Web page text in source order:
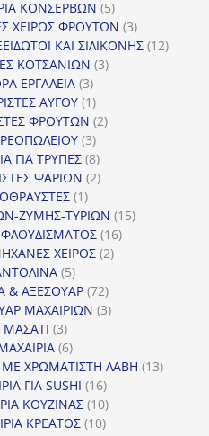
προϊόν
ΚΟΝΣΕΡΒΩΝ 55
προϊόντα
ΧΕΙΡΟΣ ΦΡΟΥΤΩΝ 33
προϊόντα
ΚΑΙ ΣΙΛΙΚΟΝΗΣ 1212
ΚΟΤΣΑΝΙΩΝ 33
ΕΡΓΑΛΕΙΑ 33
προϊόντα
ΑΥΓΟΥ 11
προϊόν
ΦΡΟΥΤΩΝ 22
33
προϊόντα
ΓΙΑ ΤΡΥΠΕΣ 88
προϊόντα
ΨΑΡΙΩΝ 22
11
προϊόν
ΖΥΜΗΣ-ΤΥΡΙΩΝ 1515
1616
ΧΕΙΡΟΣ 22
55
προϊόντα
& ΑΞΕΣΟΥΑΡ 7272
προϊόντα
ΜΑΧΑΙΡΙΩΝ 33
ΜΑΣΑΤΙ 33
προϊόντα
66
προϊόντα
ΜΕ ΧΡΩΜΑΤΙΣΤΗ ΛΑΒΗ 1313
ΓΙΑ SUSHI 1616
προϊόντα
ΚΟΥΖΙΝΑΣ 1010
προϊόντα
ΚΡΕΑΤΟΣ 1010